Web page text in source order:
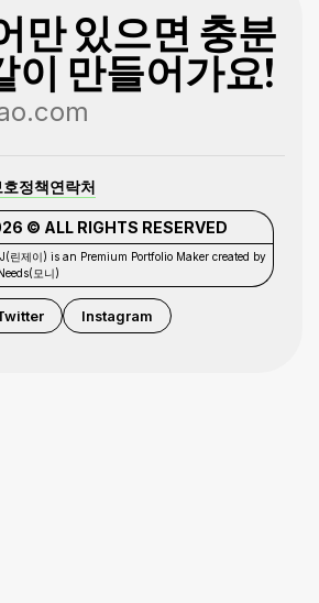
만 있으면 충분
이 만들어가요!
정책연락처
© ALL RIGHTS RESERVED
린제이) is an Premium Portfolio Maker created by
모니)
Instagram